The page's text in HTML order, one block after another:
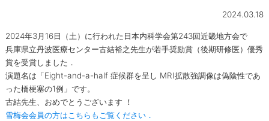
2024.03.18
2024年3月16日（土）に行われた日本内科学会第243回近畿地方会で
兵庫県立丹波医療センター古結裕之先生が若手奨励賞（後期研修医）優秀
賞を受賞しました．
演題名は「Eight-and-a-half 症候群を呈し MRI拡散強調像は偽陰性であ
った橋梗塞の1例」です。
古結先生、おめでとうございます ！
雪梅会会員の方はこちらもご覧ください．